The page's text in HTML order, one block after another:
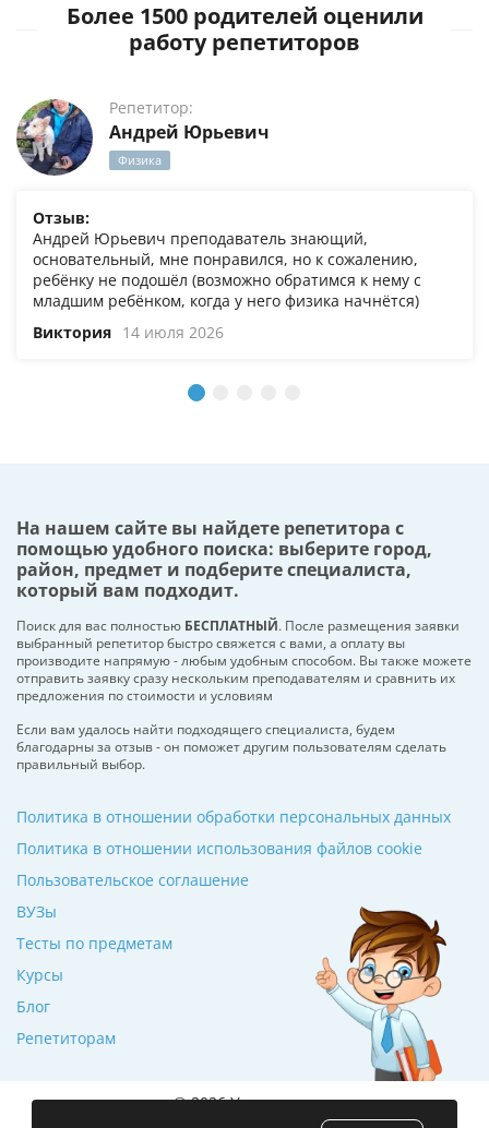
Более 1500 родителей оценили
работу репетиторов
Репетитор:
Андрей Юрьевич
Физика
Отзыв:
Андрей Юрьевич преподаватель знающий,
основательный, мне понравился, но к сожалению,
ребёнку не подошёл (возможно обратимся к нему с
младшим ребёнком, когда у него физика начнётся)
Виктория 14 июля 2026
На нашем сайте вы найдете репетитора с
помощью удобного поиска: выберите город,
район, предмет и подберите специалиста,
который вам подходит.
Поиск для вас полностью БЕСПЛАТНЫЙ. После размещения заявки
выбранный репетитор быстро свяжется с вами, а оплату вы
производите напрямую - любым удобным способом. Вы также можете
отправить заявку сразу нескольким преподавателям и сравнить их
предложения по стоимости и условиям
Если вам удалось найти подходящего специалиста, будем
благодарны за отзыв - он поможет другим пользователям сделать
правильный выбор.
ВУЗы
Тесты по предметам
Курсы
Блог
Репетиторам
Политика в отношении обработки персональных данных
Политика в отношении использования файлов cookie
Пользовательское соглашение
© 2026 Училкин.ru